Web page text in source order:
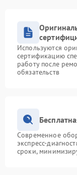
Используются
сертификацию
работу после
обязательств
Современное
экспресс-
сроки,